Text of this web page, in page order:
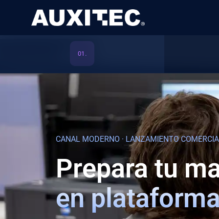
01.
CANAL MODERNO · LANZAMIENTO
Prepara tu
en